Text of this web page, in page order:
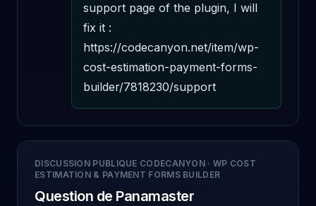
support page of the plugin, I will
fix it :
https://codecanyon.net/item/wp-
cost-estimation-payment-forms-
builder/7818230/support
DISCUSSION PUBLIQUE CODECANYON · WP COST
ESTIMATION & PAYMENT FORMS BUILDER
Question de Panamaster